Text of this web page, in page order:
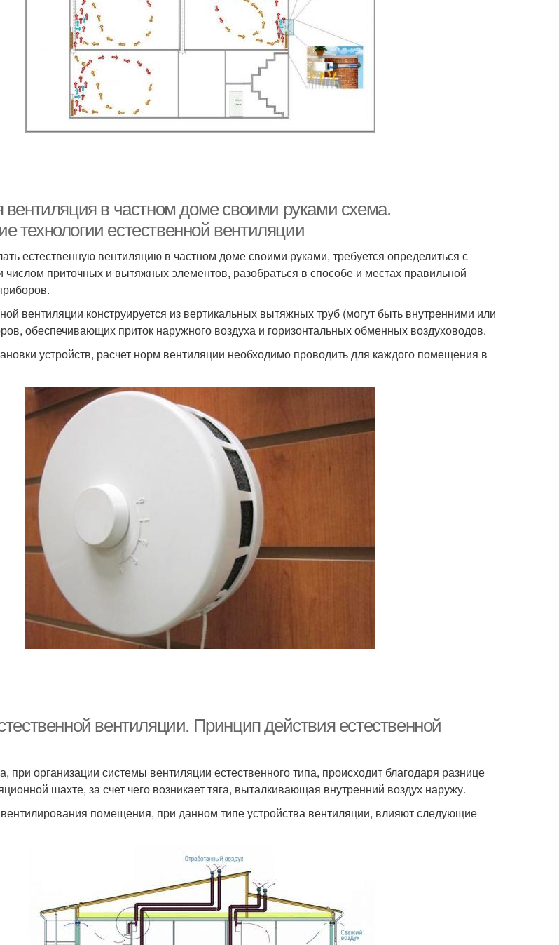
вентиляция в частном доме своими руками схема.
технологии естественной вентиляции
естественную вентиляцию в частном доме своими руками, требуется определиться с
числом приточных и вытяжных элементов, разобраться в способе и местах правильной
вентиляции конструируется из вертикальных вытяжных труб (могут быть внутренними или
обеспечивающих приток наружного воздуха и горизонтальных обменных воздуховодов.
устройств, расчет норм вентиляции необходимо проводить для каждого помещения в
вентиляции. Принцип действия естественной
при организации системы вентиляции естественного типа, происходит благодаря разнице
шахте, за счет чего возникает тяга, выталкивающая внутренний воздух наружу.
помещения, при данном типе устройства вентиляции, влияют следующие